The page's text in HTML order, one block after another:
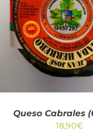
AÑADIR AL
QUICK VIEW
Queso Cabrales
18,90€